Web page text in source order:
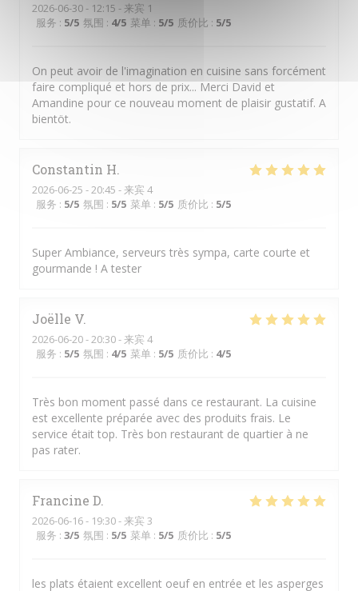
2026-06-30- 12:15 - 来宾 1
服务 : 5/5 氛围 : 4/5 菜单 : 5/5 质价比 : 5/5
On peut avoir de l'imagination en cuisine sans forcément
faire compliqué et hors de prix... Merci David et
Amandine pour ce nouveau moment de plaisir gustatif. A
bientöt.
Constantin H
2026-06-25 - 20:45 - 来宾 4
服务 : 5/5 氛围 : 5/5 菜单 : 5/5 质价比 : 5/5
Super Ambiance, serveurs très sympa, carte courte et
gourmande ! A tester
Joëlle V
2026-06-20- 20:30 - 来宾 4
服务 : 5/5 氛围 : 4/5 菜单 : 5/5 质价比 : 4/5
Très bon moment passé dans ce restaurant. La cuisine
est excellente préparée avec des produits frais. Le
service était top. Très bon restaurant de quartier à ne
pas rater.
Francine D
2026-06-16- 19:30 - 来宾 3
服务 : 3/5 氛围 : 5/5 菜单 : 5/5 质价比 : 5/5
les plats étaient excellent oeuf en entrée et les asperges